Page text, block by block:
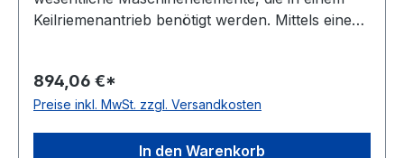
Keilriemenantrieb benötigt werden. Mittels eines
Scheibenart auch Keil- oder Rillenscheibe
genannt. Der Werkstoff ist meist Grauguss,
Gewicht: 40,5 kgkg Warenursprung: VRC
894,06 €*
Preise inkl. MwSt. zzgl. Versandkosten
In den Warenkorb